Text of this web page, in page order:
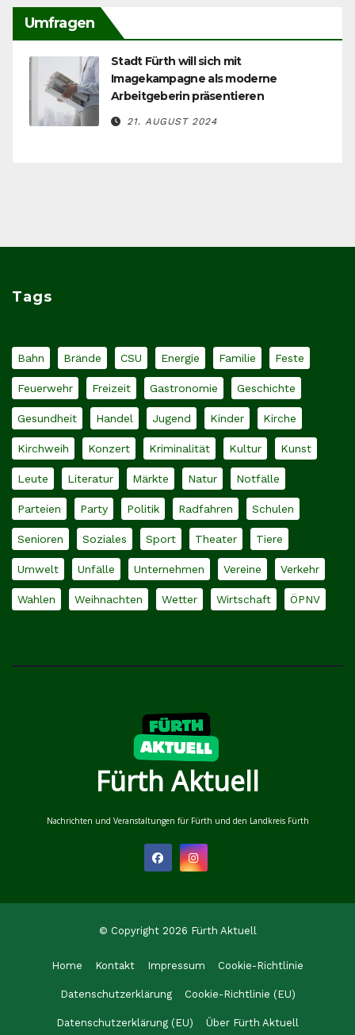
Umfragen
Stadt Fürth will sich mit
Imagekampagne als moderne
Arbeitgeberin präsentieren
21. AUGUST 2024
Tags
Bahn Brände CSU Energie Familie Feste
Feuerwehr Freizeit Gastronomie Geschichte
Gesundheit Handel Jugend Kinder Kirche
Kirchweih Konzert Kriminalität Kultur Kunst
Leute Literatur Märkte Natur Notfälle
Parteien Party Politik Radfahren Schulen
Senioren Soziales Sport Theater Tiere
Umwelt Unfälle Unternehmen Vereine Verkehr
Wahlen Weihnachten Wetter Wirtschaft ÖPNV
Fürth Aktuell
Nachrichten und Veranstaltungen für Fürth und den Landkreis Fürth
© Copyright 2026 Fürth Aktuell
Home Kontakt Impressum Cookie-Richtlinie
Datenschutzerklärung Cookie-Richtlinie (EU)
Datenschutzerklärung (EU) Über Fürth Aktuell